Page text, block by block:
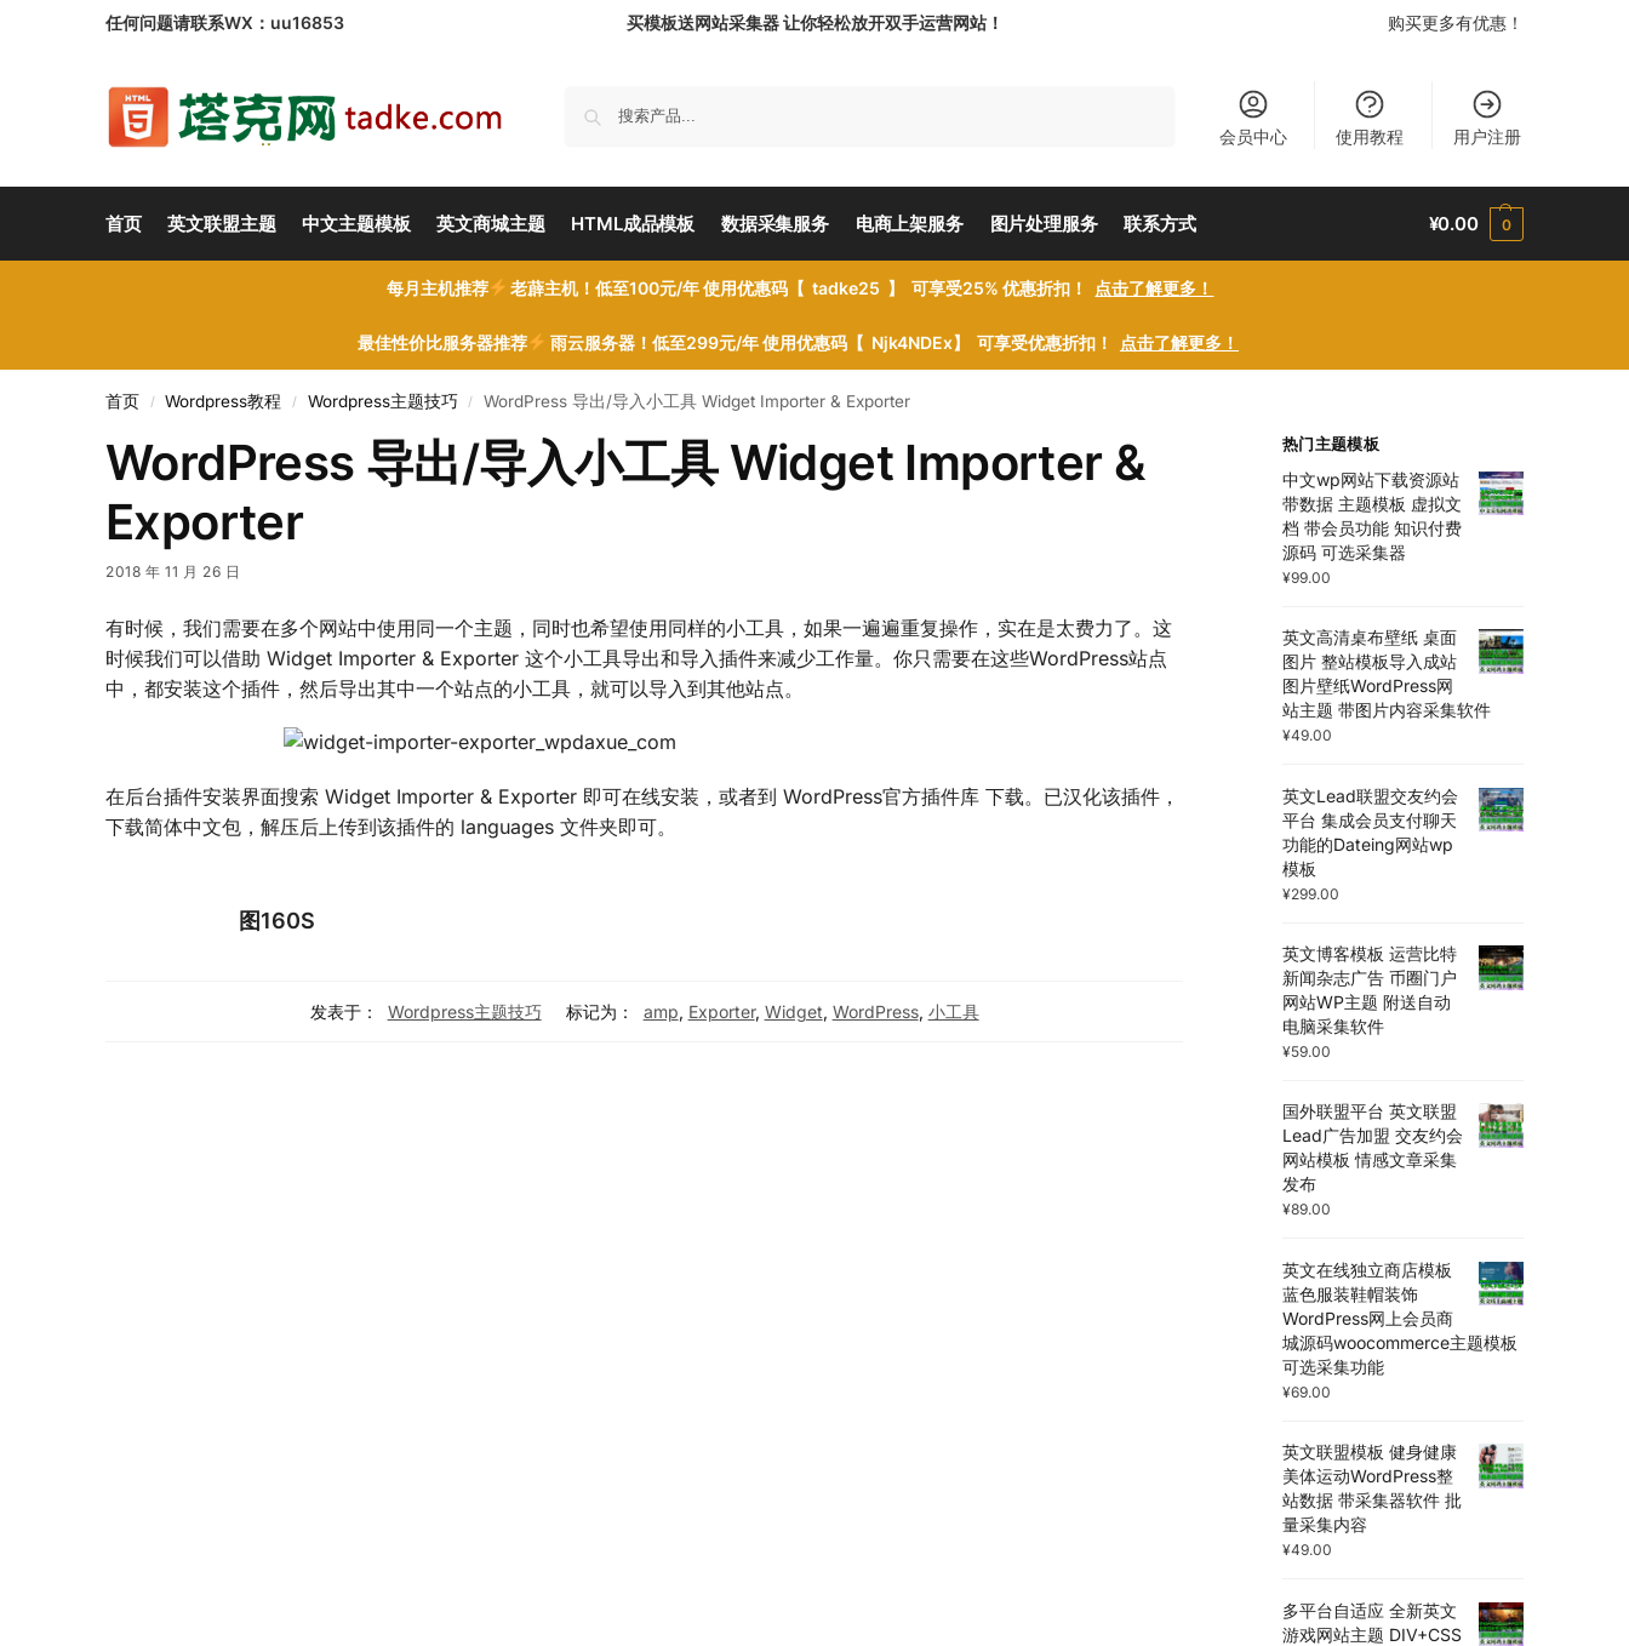
任何问题请联系WX：uu16853 买模板送网站采集器 让你轻松放开双手运营网站！ 购买更多有优惠！
会员中心 使用教程 用户注册
首页 英文联盟主题 中文主题模板 英文商城主题 HTML成品模板 数据采集服务 电商上架服务 图片处理服务 联系方式 ¥0.00 0
每月主机推荐 老薜主机！低至100元/年 使用优惠码【 tadke25 】 可享受25% 优惠折扣！ 点击了解更多！
最佳性价比服务器推荐 雨云服务器！低至299元/年 使用优惠码【 Njk4NDEx】 可享受优惠折扣！ 点击了解更多！
首页 / Wordpress教程 / Wordpress主题技巧 / WordPress 导出/导入小工具 Widget Importer & Exporter
WordPress 导出/导入小工具 Widget Importer &
Exporter
2018 年 11 月 26 日
有时候，我们需要在多个网站中使用同一个主题，同时也希望使用同样的小工具，如果一遍遍重复操作，实在是太费力了。这
时候我们可以借助 Widget Importer & Exporter 这个小工具导出和导入插件来减少工作量。你只需要在这些WordPress站点
中，都安装这个插件，然后导出其中一个站点的小工具，就可以导入到其他站点。
在后台插件安装界面搜索 Widget Importer & Exporter 即可在线安装，或者到 WordPress官方插件库 下载。已汉化该插件，
下载简体中文包，解压后上传到该插件的 languages 文件夹即可。
图160S
发表于： Wordpress主题技巧 标记为： amp, Exporter, Widget, WordPress, 小工具
热门主题模板
中文wp网站下载资源站
带数据 主题模板 虚拟文
档 带会员功能 知识付费
源码 可选采集器
¥99.00
英文高清桌布壁纸 桌面
图片 整站模板导入成站
图片壁纸WordPress网
站主题 带图片内容采集软件
¥49.00
英文Lead联盟交友约会
平台 集成会员支付聊天
功能的Dateing网站wp
模板
¥299.00
英文博客模板 运营比特
新闻杂志广告 币圈门户
网站WP主题 附送自动
电脑采集软件
¥59.00
国外联盟平台 英文联盟
Lead广告加盟 交友约会
网站模板 情感文章采集
发布
¥89.00
英文在线独立商店模板
蓝色服装鞋帽装饰
WordPress网上会员商
城源码woocommerce主题模板
可选采集功能
¥69.00
英文联盟模板 健身健康
美体运动WordPress整
站数据 带采集器软件 批
量采集内容
¥49.00
多平台自适应 全新英文
游戏网站主题 DIV+CSS